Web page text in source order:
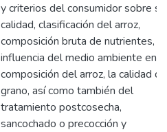
y criterios del consumidor sobre su
calidad, clasificación del arroz,
composición bruta de nutrientes,
influencia del medio ambiente en la
composición del arroz, la calidad
grano, así como también del
tratamiento postcosecha,
sancochado o precocción y